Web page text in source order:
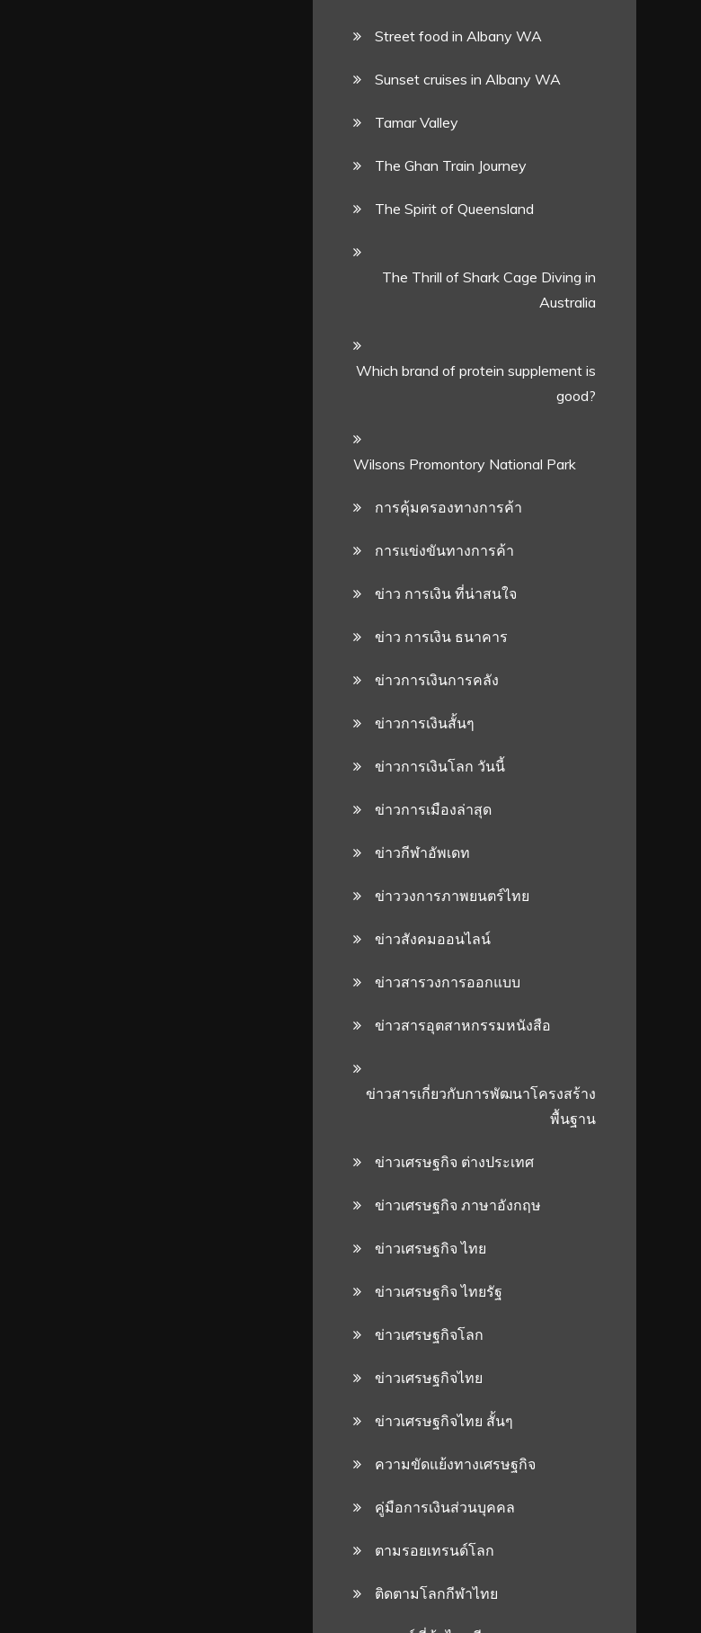
Street food in Albany WA
Sunset cruises in Albany WA
Tamar Valley
The Ghan Train Journey
The Spirit of Queensland
The Thrill of Shark Cage Diving in
Australia
Which brand of protein supplement is
good?
Wilsons Promontory National Park
การคุ้มครองทางการค้า
การแข่งขันทางการค้า
ข่าว การเงิน ที่น่าสนใจ
ข่าว การเงิน ธนาคาร
ข่าวการเงินการคลัง
ข่าวการเงินสั้นๆ
ข่าวการเงินโลก วันนี้
ข่าวการเมืองล่าสุด
ข่าวกีฬาอัพเดท
ข่าววงการภาพยนตร์ไทย
ข่าวสังคมออนไลน์
ข่าวสารวงการออกแบบ
ข่าวสารอุตสาหกรรมหนังสือ
ข่าวสารเกี่ยวกับการพัฒนาโครงสร้าง
พื้นฐาน
ข่าวเศรษฐกิจ ต่างประเทศ
ข่าวเศรษฐกิจ ภาษาอังกฤษ
ข่าวเศรษฐกิจ ไทย
ข่าวเศรษฐกิจ ไทยรัฐ
ข่าวเศรษฐกิจโลก
ข่าวเศรษฐกิจไทย
ข่าวเศรษฐกิจไทย สั้นๆ
ความขัดแย้งทางเศรษฐกิจ
คู่มือการเงินส่วนบุคคล
ตามรอยเทรนด์โลก
ติดตามโลกกีฬาไทย